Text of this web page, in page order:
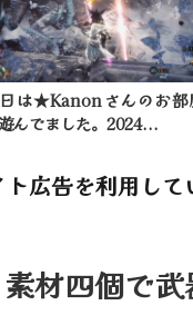
ンハンワイルズ】今回マ
スないのがつまらん
広告を利用して
素材四個で